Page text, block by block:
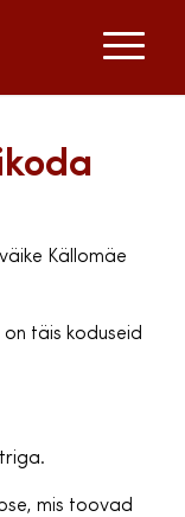
Källomäe
täis koduseid
mis toovad